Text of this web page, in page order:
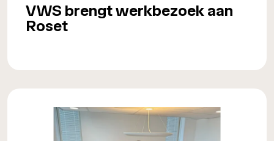
VWS brengt werkbezoek aan
Roset